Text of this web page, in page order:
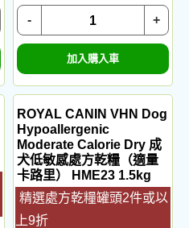
+
-
加入購入車
ROYAL CANIN VHN Dog
Hypoallergenic
Moderate Calorie Dry 成
犬低敏感處方乾糧（適量
卡路里） HME23 1.5kg
精選處方乾糧罐頭2件或以
上9折